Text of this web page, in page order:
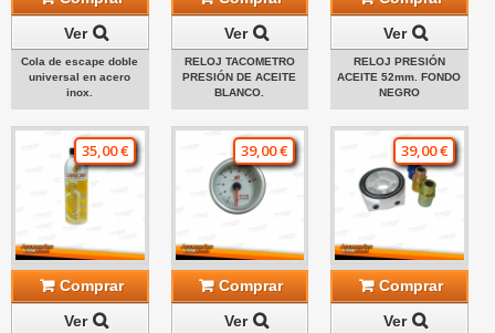
Ver
Cola de escape doble
universal en acero
inox.
Ver
RELOJ TACOMETRO
PRESIÓN DE ACEITE
BLANCO.
Ver
RELOJ PRESIÓN
ACEITE 52mm. FONDO
NEGRO
35,00 €
Comprar
Ver
39,00 €
Comprar
Ver
39,00 €
Comprar
Ver